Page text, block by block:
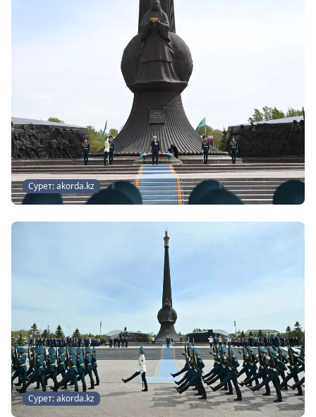
Сурет: akorda.kz
Сурет: akorda.kz